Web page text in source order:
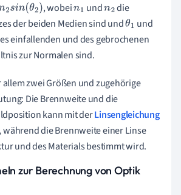
(θ2) , wobein1 undn2die
der beiden Medien sind undθ1 und
einfallenden und des gebrochenen
zur Normalen sind.
allem zwei Größen und zugehörige
Die Brennweite und die
kann mit derLinsengleichung
die Brennweite einer Linse
und des Materials bestimmt wird.
zur Berechnung von Optik